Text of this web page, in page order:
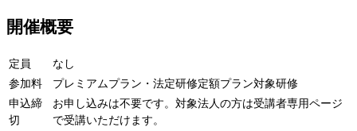
開催概要
定員
なし
参加料
プレミアムプラン・法定研修定額プラン対象研修
申込締
切
お申し込みは不要です。対象法人の方は受講者専用ページ
で受講いただけます。